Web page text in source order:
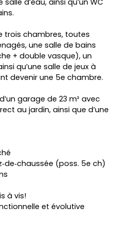
trois chambres, toutes
une salle de bains
+ double vasque), un
qu’une salle de jeux à
devenir une 5e chambre.
garage de 23 m² avec
au jardin, ainsi que d’une
(poss. 5e ch)
à vis!
et évolutive